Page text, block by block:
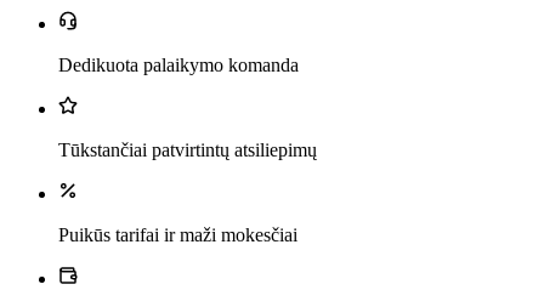
Dedikuota palaikymo komanda
Tūkstančiai patvirtintų atsiliepimų
Puikūs tarifai ir maži mokesčiai